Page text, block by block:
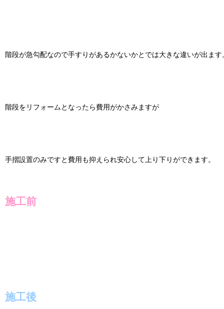
階段が急勾配なので手すりがあるかないかとでは大きな違いが出ます
階段をリフォームとなったら費用がかさみますが
手摺設置のみですと費用も抑えられ安心して上り下りができます。
施工前
施工後